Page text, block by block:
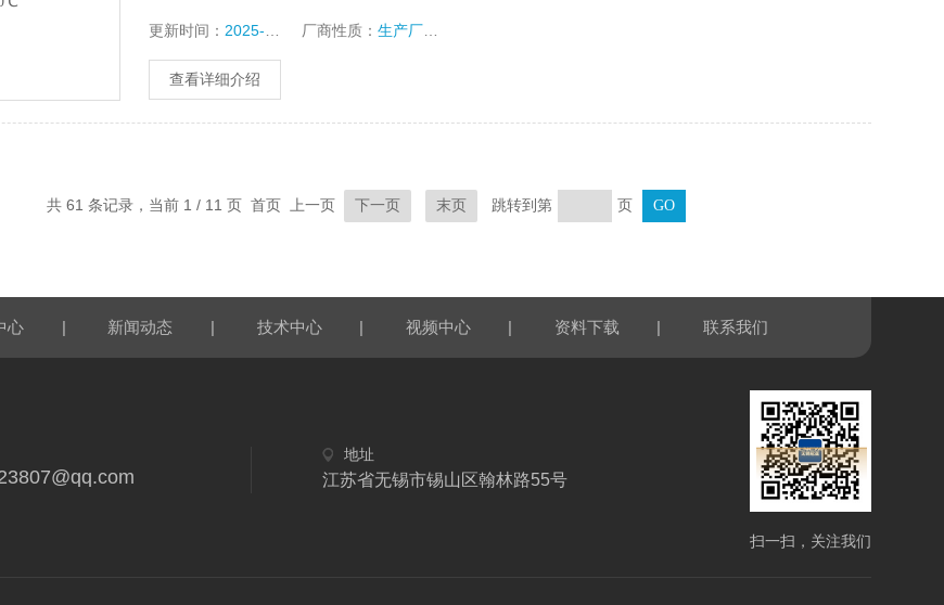
恒温槽
更新时间： 2025-01-02 厂商性质：生产厂家
查看详细介绍
共 61 条记录，当前 1 / 11 页 首页 上一页 下一页 末页 跳转到第 页
心 | 新闻动态 | 技术中心 | 视频中心 | 资料下载 | 联系我们
地址
江苏省无锡市锡山区翰林路55号
扫一扫，关注我们